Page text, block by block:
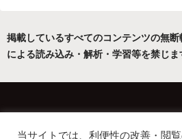
掲載しているすべてのコンテンツの無
による読み込み・解析・学習等を禁じま
当サイトでは、利便性の改善・閲